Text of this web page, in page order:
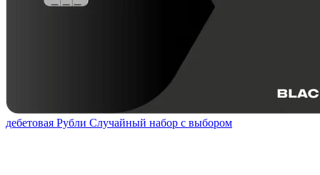
дебетовая Рубли Случайный набор с выбором